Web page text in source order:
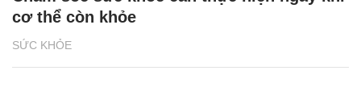
SỨC KHỎE
cơ thể còn khỏe